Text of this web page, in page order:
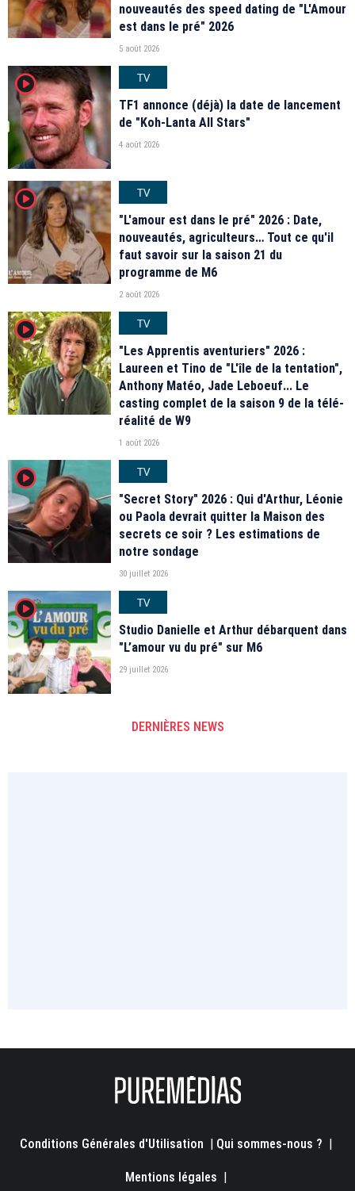
nouveautés des speed dating de "L'Amour
est dans le pré" 2026
5 août 2026
player2
TV
TF1 annonce (déjà) la date de lancement
de "Koh-Lanta All Stars"
4 août 2026
player2
TV
"L'amour est dans le pré" 2026 : Date,
nouveautés, agriculteurs… Tout ce qu'il
faut savoir sur la saison 21 du
programme de M6
2 août 2026
player2
TV
"Les Apprentis aventuriers" 2026 :
Laureen et Tino de "L'île de la tentation",
Anthony Matéo, Jade Leboeuf... Le
casting complet de la saison 9 de la télé-
réalité de W9
1 août 2026
player2
TV
"Secret Story" 2026 : Qui d'Arthur, Léonie
ou Paola devrait quitter la Maison des
secrets ce soir ? Les estimations de
notre sondage
30 juillet 2026
player2
TV
Studio Danielle et Arthur débarquent dans
"L’amour vu du pré" sur M6
29 juillet 2026
DERNIÈRES NEWS
Conditions Générales d'Utilisation | Qui sommes-nous ? |
Mentions légales |